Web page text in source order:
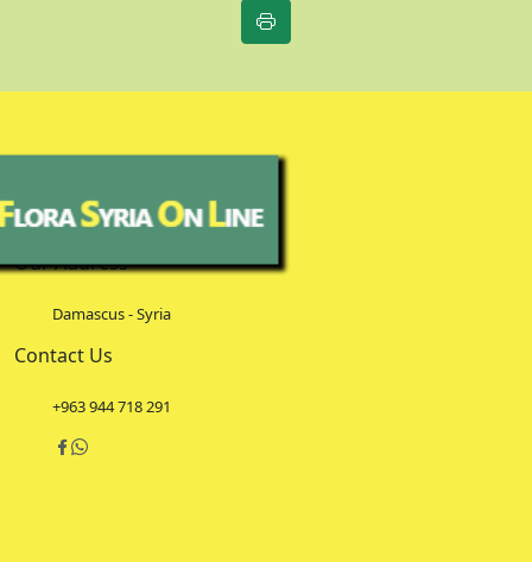
Our Address
Damascus - Syria
Contact Us
+963 944 718 291